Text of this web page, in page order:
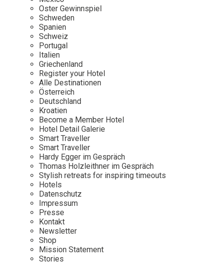
Mexico
Niederlande
Österreich
Portugal
Schweden
Spanien
Schweiz
Persönlichkeiten
Our Story
Career
Kontakt
Impressum
Oster Gewinnspiel
Schweden
Spanien
Schweiz
Portugal
Italien
Griechenland
Register your Hotel
Alle Destinationen
Österreich
Deutschland
Kroatien
Become a Member Hotel
Hotel Detail Galerie
Smart Traveller
Smart Traveller
Hardy Egger im Gespräch
Thomas Holzleithner im Gespräch
Stylish retreats for inspiring timeouts
Hotels
Datenschutz
Impressum
Presse
Kontakt
Newsletter
Shop
Mission Statement
Stories